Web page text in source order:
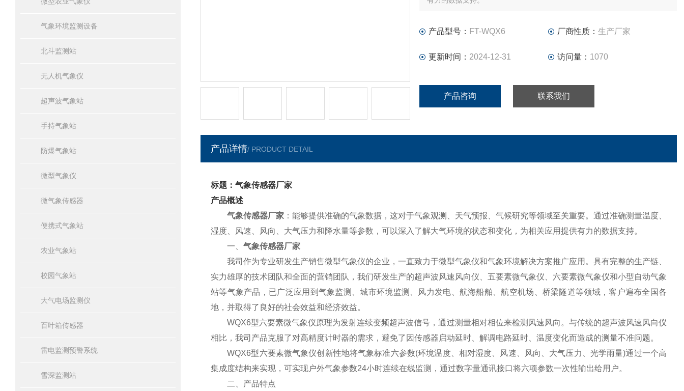
气象环境监测设备
北斗监测站
无人机气象仪
超声波气象站
手持气象站
防爆气象站
微型气象仪
微气象传感器
便携式气象站
农业气象站
校园气象站
大气电场监测仪
百叶箱传感器
雷电监测预警系统
雪深监测站
产品型号： FT-WQX6 厂商性质： 生产厂家
更新时间： 2024-12-31 访问量： 1070
产品咨询 联系我们
产品详情/ PRODUCT DETAIL
标题：气象传感器厂家
产品概述
气象传感器厂家 ：能够提供准确的气象数据，这对于气象观测、天气预报、气候研究等领域至关重要。通过准确测量温度、
湿度、风速、风向、大气压力和降水量等参数，可以深入了解大气环境的状态和变化，为相关应用提供有力的数据支持。
一、 气象传感器厂家
我司作为专业研发生产销售微型气象仪的企业，一直致力于微型气象仪和气象环境解决方案推广应用。具有完整的生产链、
实力雄厚的技术团队和全面的营销团队，我们研发生产的超声波风速风向仪、五要素微气象仪、六要素微气象仪和小型自动气象
站等气象产品，已广泛应用到气象监测、城市环境监测、风力发电、航海船舶、航空机场、桥梁隧道等领域，客户遍布全国各
地，并取得了良好的社会效益和经济效益。
WQX6型六要素微气象仪原理为发射连续变频超声波信号，通过测量相对相位来检测风速风向。与传统的超声波风速风向仪
相比，我司产品克服了对高精度计时器的需求，避免了因传感器启动延时、解调电路延时、温度变化而造成的测量不准问题。
WQX6型六要素微气象仪创新性地将气象标准六参数(环境温度、相对湿度、风速、风向、大气压力、光学雨量)通过一个高
集成度结构来实现，可实现户外气象参数24小时连续在线监测，通过数字量通讯接口将六项参数一次性输出给用户。
二、产品特点